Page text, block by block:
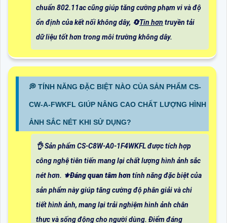
chuẩn 802.11ac cũng giúp tăng cường phạm vi và độ
ổn định của kết nối không dây, 🔄Tin hơn truyền tải
dữ liệu tốt hơn trong môi trường không dây.
️💭 TÍNH NĂNG ĐẶC BIỆT NÀO CỦA SẢN PHẨM CS-
CW-A-FWKFL GIÚP NÂNG CAO CHẤT LƯỢNG HÌNH
ẢNH SẮC NÉT KHI SỬ DỤNG?
👌 Sản phẩm CS-C8W-A0-1F4WKFL được tích hợp
công nghệ tiên tiến mang lại chất lượng hình ảnh sắc
nét hơn. ⚜️Đáng quan tâm hơn tính năng đặc biệt của
sản phẩm này giúp tăng cường độ phân giải và chi
tiết hình ảnh, mang lại trải nghiệm hình ảnh chân
thực và sống động cho người dùng. Điểm đáng